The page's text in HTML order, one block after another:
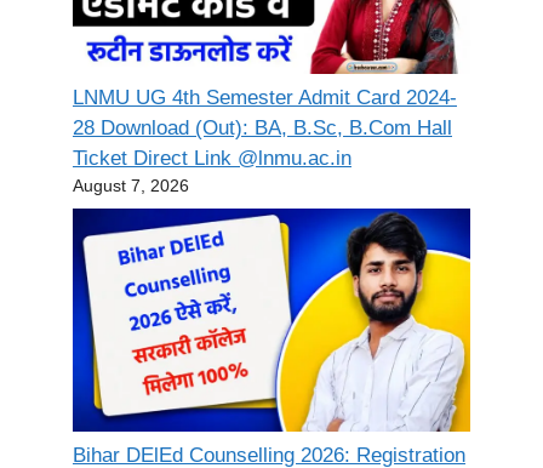
LNMU UG 4th Semester Admit Card 2024-
28 Download (Out): BA, B.Sc, B.Com Hall
Ticket Direct Link @lnmu.ac.in
August 7, 2026
Bihar DElEd Counselling 2026: Registration